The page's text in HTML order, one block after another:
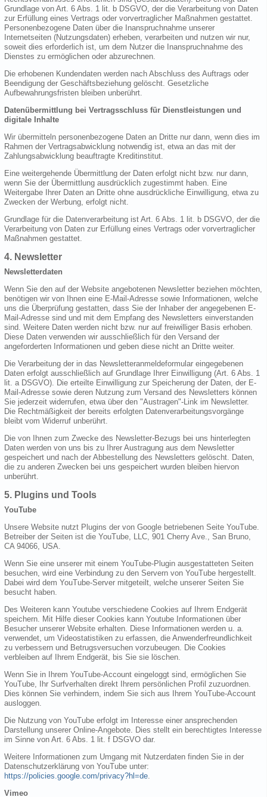
Grundlage von Art. 6 Abs. 1 lit. b DSGVO, der die Verarbeitung von Daten
zur Erfüllung eines Vertrags oder vorvertraglicher Maßnahmen gestattet.
Personenbezogene Daten über die Inanspruchnahme unserer
Internetseiten (Nutzungsdaten) erheben, verarbeiten und nutzen wir nur,
soweit dies erforderlich ist, um dem Nutzer die Inanspruchnahme des
Dienstes zu ermöglichen oder abzurechnen.
Die erhobenen Kundendaten werden nach Abschluss des Auftrags oder
Beendigung der Geschäftsbeziehung gelöscht. Gesetzliche
Aufbewahrungsfristen bleiben unberührt.
Datenübermittlung bei Vertragsschluss für Dienstleistungen und
digitale Inhalte
Wir übermitteln personenbezogene Daten an Dritte nur dann, wenn dies im
Rahmen der Vertragsabwicklung notwendig ist, etwa an das mit der
Zahlungsabwicklung beauftragte Kreditinstitut.
Eine weitergehende Übermittlung der Daten erfolgt nicht bzw. nur dann,
wenn Sie der Übermittlung ausdrücklich zugestimmt haben. Eine
Weitergabe Ihrer Daten an Dritte ohne ausdrückliche Einwilligung, etwa zu
Zwecken der Werbung, erfolgt nicht.
Grundlage für die Datenverarbeitung ist Art. 6 Abs. 1 lit. b DSGVO, der die
Verarbeitung von Daten zur Erfüllung eines Vertrags oder vorvertraglicher
Maßnahmen gestattet.
4. Newsletter
Newsletterdaten
Wenn Sie den auf der Website angebotenen Newsletter beziehen möchten,
benötigen wir von Ihnen eine E-Mail-Adresse sowie Informationen, welche
uns die Überprüfung gestatten, dass Sie der Inhaber der angegebenen E-
Mail-Adresse sind und mit dem Empfang des Newsletters einverstanden
sind. Weitere Daten werden nicht bzw. nur auf freiwilliger Basis erhoben.
Diese Daten verwenden wir ausschließlich für den Versand der
angeforderten Informationen und geben diese nicht an Dritte weiter.
Die Verarbeitung der in das Newsletteranmeldeformular eingegebenen
Daten erfolgt ausschließlich auf Grundlage Ihrer Einwilligung (Art. 6 Abs. 1
lit. a DSGVO). Die erteilte Einwilligung zur Speicherung der Daten, der E-
Mail-Adresse sowie deren Nutzung zum Versand des Newsletters können
Sie jederzeit widerrufen, etwa über den "Austragen"-Link im Newsletter.
Die Rechtmäßigkeit der bereits erfolgten Datenverarbeitungsvorgänge
bleibt vom Widerruf unberührt.
Die von Ihnen zum Zwecke des Newsletter-Bezugs bei uns hinterlegten
Daten werden von uns bis zu Ihrer Austragung aus dem Newsletter
gespeichert und nach der Abbestellung des Newsletters gelöscht. Daten,
die zu anderen Zwecken bei uns gespeichert wurden bleiben hiervon
unberührt.
5. Plugins und Tools
YouTube
Unsere Website nutzt Plugins der von Google betriebenen Seite YouTube.
Betreiber der Seiten ist die YouTube, LLC, 901 Cherry Ave., San Bruno,
CA 94066, USA.
Wenn Sie eine unserer mit einem YouTube-Plugin ausgestatteten Seiten
besuchen, wird eine Verbindung zu den Servern von YouTube hergestellt.
Dabei wird dem YouTube-Server mitgeteilt, welche unserer Seiten Sie
besucht haben.
Des Weiteren kann Youtube verschiedene Cookies auf Ihrem Endgerät
speichern. Mit Hilfe dieser Cookies kann Youtube Informationen über
Besucher unserer Website erhalten. Diese Informationen werden u. a.
verwendet, um Videostatistiken zu erfassen, die Anwenderfreundlichkeit
zu verbessern und Betrugsversuchen vorzubeugen. Die Cookies
verbleiben auf Ihrem Endgerät, bis Sie sie löschen.
Wenn Sie in Ihrem YouTube-Account eingeloggt sind, ermöglichen Sie
YouTube, Ihr Surfverhalten direkt Ihrem persönlichen Profil zuzuordnen.
Dies können Sie verhindern, indem Sie sich aus Ihrem YouTube-Account
ausloggen.
Die Nutzung von YouTube erfolgt im Interesse einer ansprechenden
Darstellung unserer Online-Angebote. Dies stellt ein berechtigtes Interesse
im Sinne von Art. 6 Abs. 1 lit. f DSGVO dar.
Weitere Informationen zum Umgang mit Nutzerdaten finden Sie in der
Datenschutzerklärung von YouTube unter:
https://policies.google.com/privacy?hl=de
Vimeo